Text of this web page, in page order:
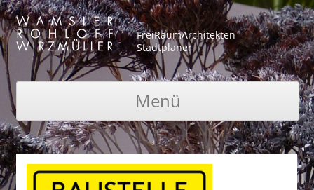
FreiRaumArchitekten
Stadtplaner
Menü
Zum Inhalt springen